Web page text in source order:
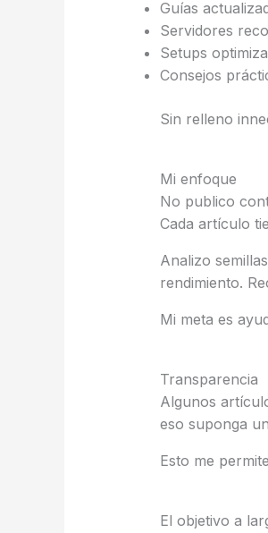
Guías
Servidores
Setups
Consejos
Sin relleno
Mi enfoque
No publico
Cada artículo
Analizo
rendimiento.
Mi meta es
Transparencia
Algunos
eso suponga
Esto me
El objetivo a